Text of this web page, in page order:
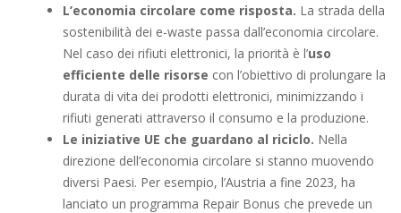
L’economia circolare come risposta. La strada della
sostenibilità dei e-waste passa dall’economia circolare.
Nel caso dei rifiuti elettronici, la priorità è l’uso
efficiente delle risorse con l’obiettivo di prolungare la
durata di vita dei prodotti elettronici, minimizzando i
rifiuti generati attraverso il consumo e la produzione.
Le iniziative UE che guardano al riciclo. Nella
direzione dell’economia circolare si stanno muovendo
diversi Paesi. Per esempio, l’Austria a fine 2023, ha
lanciato un programma Repair Bonus che prevede un